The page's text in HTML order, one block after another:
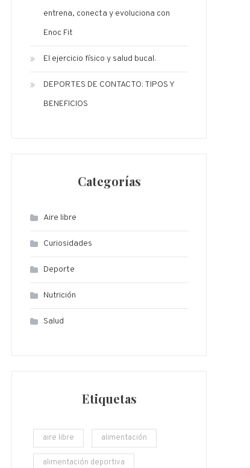
entrena, conecta y evoluciona con
Enoc Fit
El ejercicio físico y salud bucal.
DEPORTES DE CONTACTO: TIPOS Y
BENEFICIOS
Categorías
Aire libre
Curiosidades
Deporte
Nutrición
Salud
Etiquetas
aire libre alimentación
alimentación deportiva